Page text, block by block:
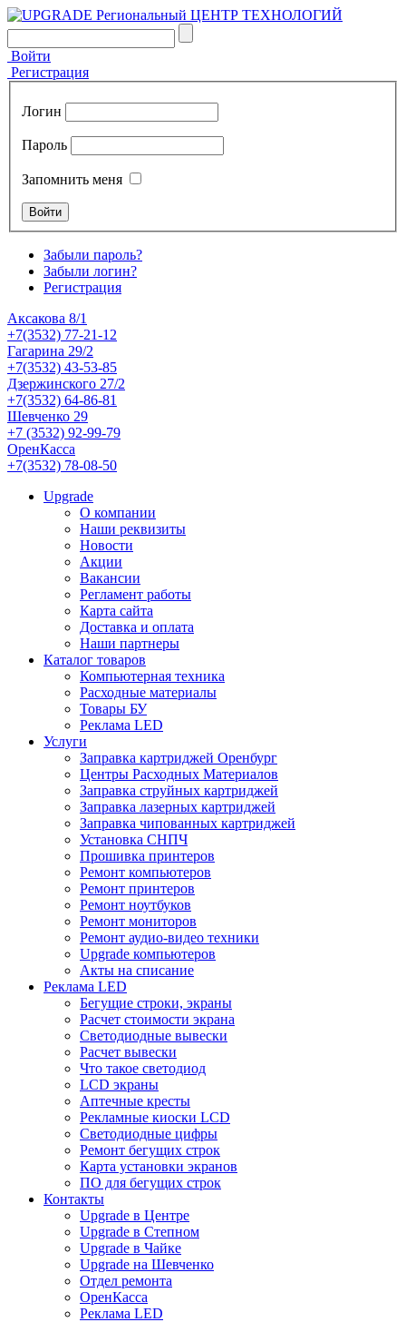
Войти
Регистрация
Логин
Пароль
Запомнить меня
Забыли пароль?
Забыли логин?
Регистрация
Аксакова 8/1
+7(3532) 77-21-12
Гагарина 29/2
+7(3532) 43-53-85
Дзержинского 27/2
+7(3532) 64-86-81
Шевченко 29
+7 (3532) 92-99-79
ОренКасса
+7(3532) 78-08-50
Upgrade
О компании
Наши реквизиты
Новости
Акции
Вакансии
Регламент работы
Карта сайта
Доставка и оплата
Наши партнеры
Каталог товаров
Компьютерная техника
Расходные материалы
Товары БУ
Реклама LED
Услуги
Заправка картриджей Оренбург
Центры Расходных Материалов
Заправка струйных картриджей
Заправка лазерных картриджей
Заправка чипованных картриджей
Установка СНПЧ
Прошивка принтеров
Ремонт компьютеров
Ремонт принтеров
Ремонт ноутбуков
Ремонт мониторов
Ремонт аудио-видео техники
Upgrade компьютеров
Акты на списание
Реклама LED
Бегущие строки, экраны
Расчет стоимости экрана
Светодиодные вывески
Расчет вывески
Что такое светодиод
LCD экраны
Аптечные кресты
Рекламные киоски LCD
Светодиодные цифры
Ремонт бегущих строк
Карта установки экранов
ПО для бегущих строк
Контакты
Upgrade в Центре
Upgrade в Степном
Upgrade в Чайке
Upgrade на Шевченко
Отдел ремонта
ОренКасса
Реклама LED